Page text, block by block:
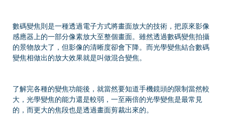
數碼變焦則是一種透過電子方式將畫面放大的技術，把原來影像
感應器上的一部分像素放大至整個畫面。雖然透過數碼變焦拍攝
的景物放大了，但影像的清晰度卻會下降。而光學變焦結合數碼
變焦相做出的放大效果就是叫做混合變焦。
了解完各種的變焦功能後，就當然要知道手機鏡頭的限制當然較
大，光學變焦的能力還是較弱，一至兩倍的光學變焦是最常見
的，而更大的焦段也是透過畫面剪裁出來的。